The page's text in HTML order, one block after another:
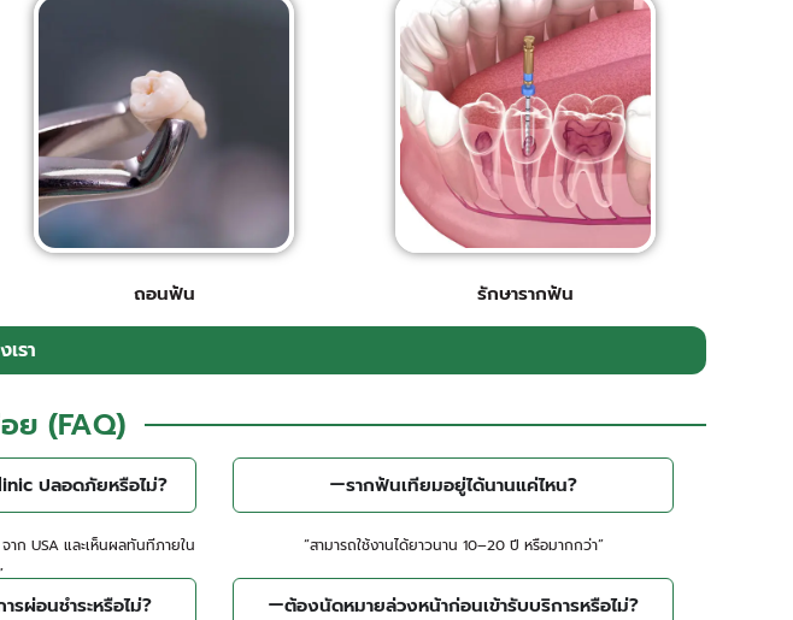
ถอนฟัน​ รักษารากฟัน​
รา
ย (FAQ)
ปลอดภัยหรือไม่?
าก USA และเห็นผลทันทีภายใน
รากฟันเทียมอยู่ได้นานแค่ไหน?
“สามารถใช้งานได้ยาวนาน 10–20 ปี หรือมากกว่า”
ผ่อนชำระหรือไม่? ต้องนัดหมายล่วงหน้าก่อนเข้ารับบริการหรือไม่?